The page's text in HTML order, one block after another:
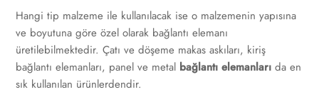
Hangi tip malzeme ile kullanılacak ise o malzemenin yapısına
ve boyutuna göre özel olarak bağlantı elemanı
üretilebilmektedir. Çatı ve döşeme makas askıları, kiriş
bağlantı elemanları, panel ve metal bağlantı elemanları da en
sık kullanılan ürünlerdendir.